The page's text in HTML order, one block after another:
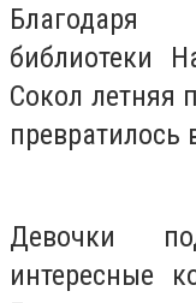
библиотеки
Сокол летняя
превратилось
Девочки
интересные